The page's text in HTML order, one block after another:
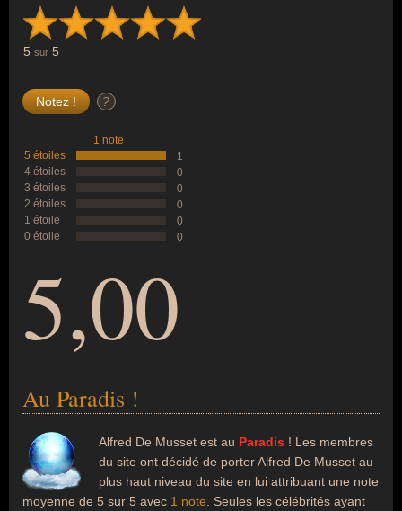
5 sur 5
?
1 note
5 étoiles
1
4 étoiles
0
3 étoiles
0
2 étoiles
0
1 étoile
0
0 étoile
0
5,00
Au Paradis !
Alfred De Musset est au Paradis ! Les membres
du site ont décidé de porter Alfred De Musset au
plus haut niveau du site en lui attribuant une note
moyenne de 5 sur 5 avec 1 note . Seules les célébrités ayant